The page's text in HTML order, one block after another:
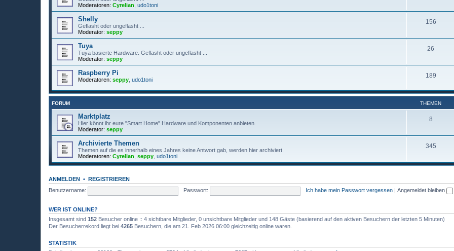
Moderatoren: Cyrelian udo1toni
Shelly
Geflasht oder ungeflasht ...
Moderator: seppy
156
Tuya
Tuya basierte Hardware. Geflasht oder ungeflasht ...
Moderator: seppy
26
Raspberry Pi
Moderatoren: seppy udo1toni
189
FORUM THEMEN
Marktplatz
Hier könnt ihr eure "Smart Home" Hardware und Komponenten anbieten.
Moderator: seppy
8
Archivierte Themen
Themen auf die es innerhalb eines Jahres keine Antwort gab, werden hier archiviert.
Moderatoren: Cyrelian seppy udo1toni
345
ANMELDEN • REGISTRIEREN
Benutzername:
Passwort: Ich habe mein Passwort vergessen Angemeldet bleiben
WER IST ONLINE?
Insgesamt sind 152 Besucher online :: 4 sichtbare Mitglieder, 0 unsichtbare Mitglieder und 148 Gäste (basierend auf den aktiven Besuchern der letzten 5 Minuten)
Der Besucherrekord liegt bei 4265 Besuchern, die am 21. Feb 2026 06:00 gleichzeitig online waren.
STATISTIK